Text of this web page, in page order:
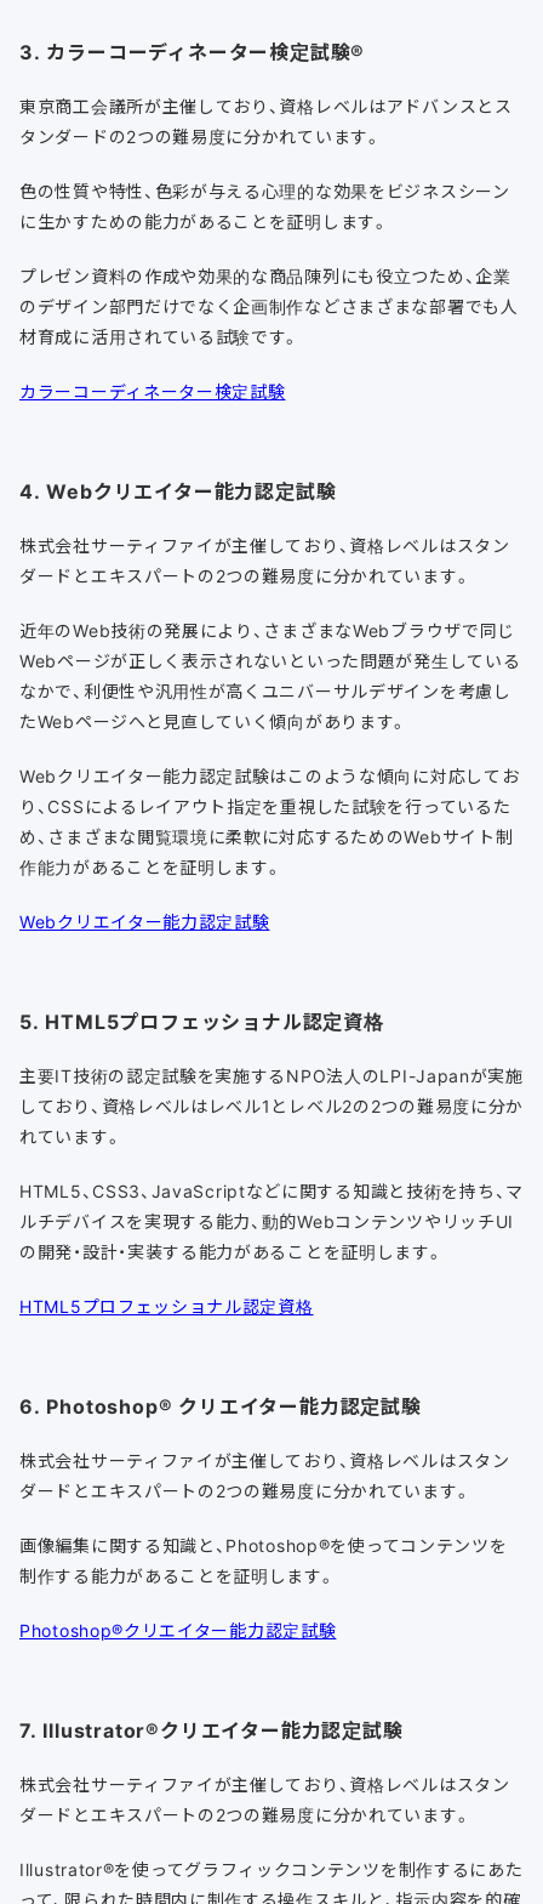
3. カラーコーディネーター検定試験®
東京商工会議所が主催しており、資格レベルはアドバンスとス
タンダードの2つの難易度に分かれています。
色の性質や特性、色彩が与える心理的な効果をビジネスシーン
に生かすための能力があることを証明します。
プレゼン資料の作成や効果的な商品陳列にも役立つため、企業
のデザイン部門だけでなく企画制作などさまざまな部署でも人
材育成に活用されている試験です。
カラーコーディネーター検定試験
4. Webクリエイター能力認定試験
株式会社サーティファイが主催しており、資格レベルはスタン
ダードとエキスパートの2つの難易度に分かれています。
近年のWeb技術の発展により、さまざまなWebブラウザで同じ
Webページが正しく表示されないといった問題が発生している
なかで、利便性や汎用性が高くユニバーサルデザインを考慮し
たWebページへと見直していく傾向があります。
Webクリエイター能力認定試験はこのような傾向に対応してお
り、CSSによるレイアウト指定を重視した試験を行っているた
め、さまざまな閲覧環境に柔軟に対応するためのWebサイト制
作能力があることを証明します。
Webクリエイター能力認定試験
5. HTML5プロフェッショナル認定資格
主要IT技術の認定試験を実施するNPO法人のLPI-Japanが実施
しており、資格レベルはレベル1とレベル2の2つの難易度に分か
れています。
HTML5、CSS3、JavaScriptなどに関する知識と技術を持ち、マ
ルチデバイスを実現する能力、動的WebコンテンツやリッチUI
の開発・設計・実装する能力があることを証明します。
HTML5プロフェッショナル認定資格
6. Photoshop® クリエイター能力認定試験
株式会社サーティファイが主催しており、資格レベルはスタン
ダードとエキスパートの2つの難易度に分かれています。
画像編集に関する知識と、Photoshop®を使ってコンテンツを
制作する能力があることを証明します。
Photoshop®クリエイター能力認定試験
7. Illustrator®クリエイター能力認定試験
株式会社サーティファイが主催しており、資格レベルはスタン
ダードとエキスパートの2つの難易度に分かれています。
Illustrator®を使ってグラフィックコンテンツを制作するにあた